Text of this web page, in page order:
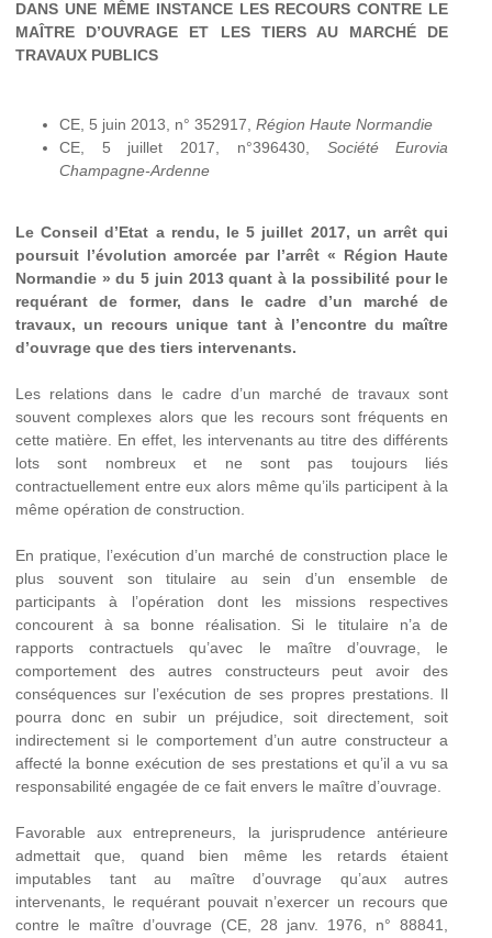
DANS UNE MÊME INSTANCE LES RECOURSCONTRE LE
MAÎTRE D’OUVRAGE ET LES TIERS AU MARCHÉ DE
TRAVAUX PUBLICS
CE, 5 juin 2013, n° 352917, Région Haute Normandie
CE, 5 juillet 2017, n°396430, Société Eurovia
Champagne-Ardenne
Le Conseil d’Etat a rendu, le 5 juillet 2017, un arrêt qui
poursuit l’évolution amorcée par l’arrêt « Région Haute
Normandie » du 5 juin 2013 quant à la possibilité pour le
requérant de former, dans le cadre d’un marché de
travaux, un recours unique tant à l’encontre du maître
d’ouvrage que des tiers intervenants.
Les relations dans le cadre d’un marché de travaux sont
souvent complexes alors que les recours sont fréquents en
cette matière. En effet, les intervenants au titre des différents
lots sont nombreux et ne sont pas toujours liés
contractuellement entre eux alors même qu’ils participent à la
même opération de construction.
En pratique, l’exécution d’un marché de construction place le
plus souvent son titulaire au sein d’un ensemble de
participants à l’opération dont les missions respectives
concourent à sa bonne réalisation. Si le titulaire n’a de
rapports contractuels qu’avec le maître d’ouvrage, le
comportement des autres constructeurs peut avoir des
conséquences sur l’exécution de ses propres prestations. Il
pourra donc en subir un préjudice, soit directement, soit
indirectement si le comportement d’un autre constructeur a
affecté la bonne exécution de ses prestations et qu’il a vu sa
responsabilité engagée de ce fait envers le maître d’ouvrage.
Favorable aux entrepreneurs, la jurisprudence antérieure
admettait que, quand bien même les retards étaient
imputables tant au maître d’ouvrage qu’aux autres
intervenants, le requérant pouvait n’exercer un recours que
contre le maître d’ouvrage (CE, 28 janv. 1976, n° 88841,